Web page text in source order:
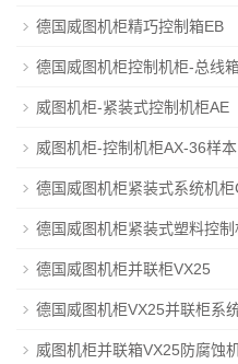
德国威图机柜精巧控制箱EB
德国威图机柜控制机柜-总线箱
威图机柜-紧装式控制机柜AE
威图机柜-控制机柜AX-36样本
德国威图机柜紧装式系统机柜
德国威图机柜紧装式塑料控制
德国威图机柜并联柜VX25
德国威图机柜VX25并联柜系统
威图机柜并联箱VX25防腐蚀